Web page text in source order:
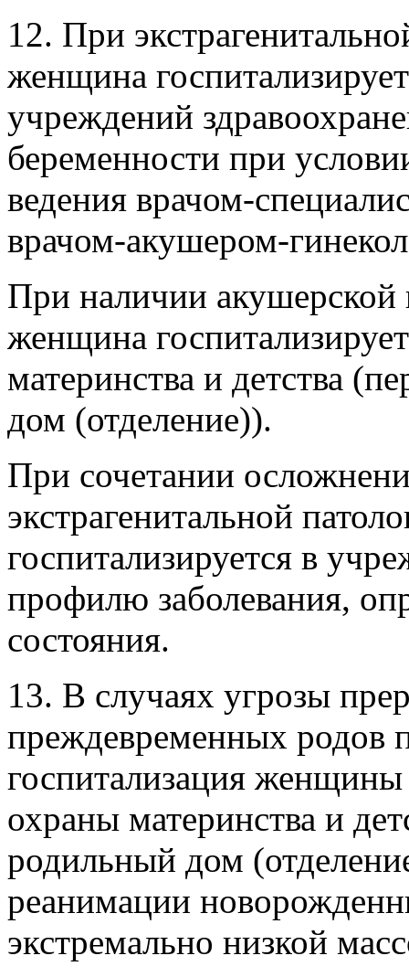
12. При
женщина
учреждений
беременности при
ведения врачом-
врачом-акушером-
При наличии акушерской
женщина
материнства и детства
дом (отделение)).
При сочетании
экстрагенитальной
госпитализируется в
профилю заболевания,
состояния.
13. В случаях угрозы
преждевременных родов
госпитализация
охраны материнства и
родильный дом
реанимации
экстремально низкой